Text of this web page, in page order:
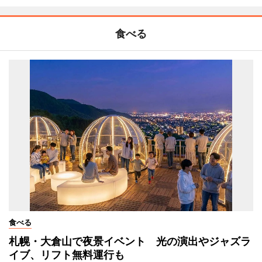
食べる
食べる
札幌・大倉山で夜景イベント 光の演出やジャズラ
イブ、リフト無料運行も